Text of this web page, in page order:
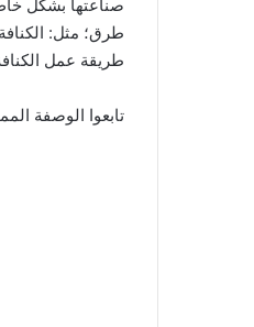
صناعتها بشكل
طرق؛ مثل:
طريقة عمل
تابعوا الوصفة